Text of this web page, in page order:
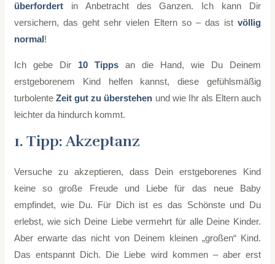
überfordert in Anbetracht des Ganzen. Ich kann Dir
versichern, das geht sehr vielen Eltern so – das ist völlig
normal!
Ich gebe Dir 10 Tipps an die Hand, wie Du Deinem
erstgeborenem Kind helfen kannst, diese gefühlsmäßig
turbolenteZeit gut zu überstehen und wie Ihr als Eltern auch
leichter da hindurch kommt.
1. Tipp: Akzeptanz
Versuche zu akzeptieren, dass Dein erstgeborenes Kind
keine so große Freude und Liebe für das neue Baby
empfindet, wie Du. Für Dich ist es das Schönste und Du
erlebst, wie sich Deine Liebe vermehrt für alle Deine Kinder.
Aber erwarte das nicht von Deinem kleinen „großen“ Kind.
Das entspannt Dich. Die Liebe wird kommen – aber erst